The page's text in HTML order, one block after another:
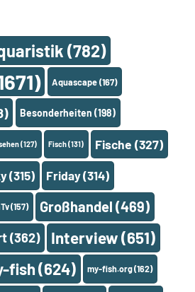
(782)
Aquascape(167)
Besonderheiten (198)
(127) Fisch(131) Fische (327)
(315) Friday(314)
(157) Großhandel (469)
(362) Interview(651)
fish(624) my-fish.org(162)